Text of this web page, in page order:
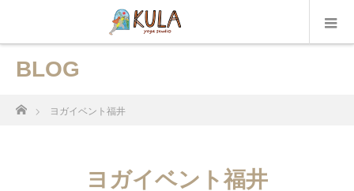
BLOG
ヨガイベント福井
ヨガイベント福井